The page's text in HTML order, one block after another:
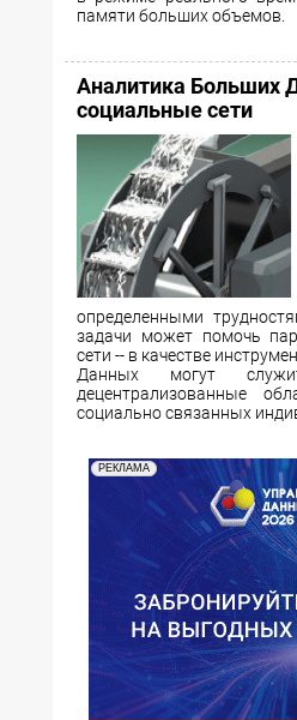
памяти больших объемов.
Аналитика Больших
социальные сети
определенными
задачи может помочь
сети -- в качестве
Данных могут
децентрализованные
социально связанных
РЕКЛАМА